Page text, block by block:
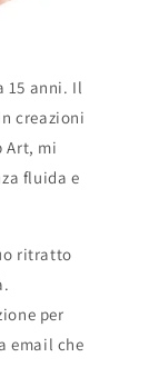
15 anni. Il
creazioni
Art, mi
fluida e
ritratto
per
email che